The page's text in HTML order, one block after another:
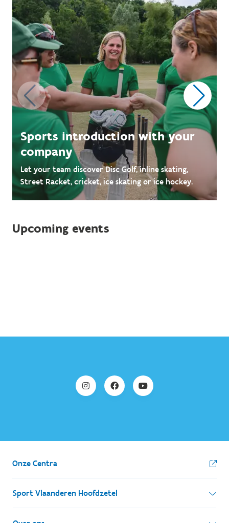
Sports introduction with your
company
Let your team discover Disc Golf, inline skating,
Street Racket, cricket, ice skating or ice hockey.
Upcoming events
Onze Centra
Sport Vlaanderen Hoofdzetel
Simon Bolivarlaan 17